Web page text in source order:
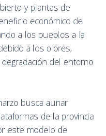
y plantas de
económico de
a los pueblos a la
a los olores,
del entorno
busca aunar
de la provincia
este modelo de